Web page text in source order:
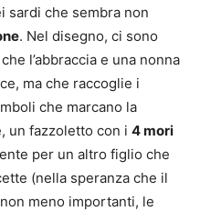
sardi che sembra non
. Nel disegno, ci sono
l’abbraccia e una nonna
ma che raccoglie i
che marcano la
un fazzoletto con i 4 mori
per un altro figlio che
(nella speranza che il
meno importanti, le